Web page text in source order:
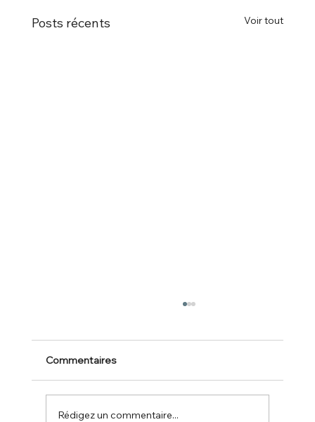
Posts récents Voir tout
Commentaires
Rédigez un commentaire...